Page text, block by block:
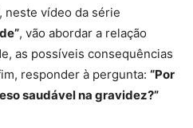
neste vídeo da série
, vão abordar a relação
as possíveis consequências
responder à pergunta: “Por
saudável na gravidez?”